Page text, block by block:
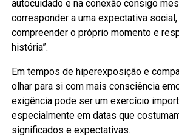
autocuidado e na conexão consigo
corresponder a uma expectativa
compreender o próprio momento e
história”.
Em tempos de hiperexposição e
olhar para si com mais consciência
exigência pode ser um exercício
especialmente em datas que
significados e expectativas.